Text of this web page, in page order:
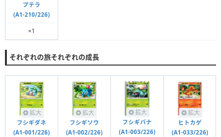
プテラ
(A1-210/226)
×1
それぞれの旅それぞれの成長
拡大
フシギダネ
(A1-001/226)
拡大
フシギソウ
(A1-002/226)
拡大
フシギバナ
(A1-003/226)
拡大
ヒトカゲ
(A1-033/226)